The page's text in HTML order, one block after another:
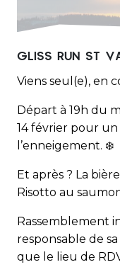
GLISS RUN ST
Viens seul(e), en
Départ à 19h du
14 février pour un
l’enneigement. ❄️
Et après ? La
Risotto au
Rassemblement
responsable de
que le lieu de